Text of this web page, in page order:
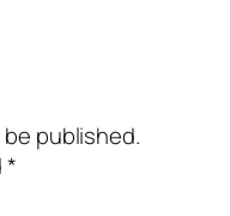
published.
*